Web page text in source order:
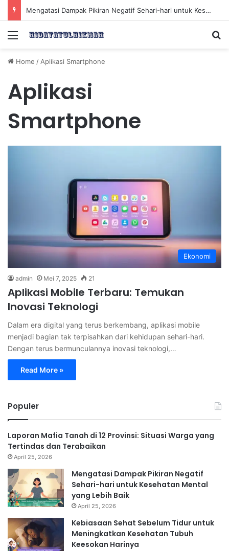
Mengatasi Dampak Pikiran Negatif Sehari-hari untuk Kesehatan Mental yang Lebih Baik
Menu
Home / Aplikasi Smartphone
Aplikasi
Smartphone
Ekonomi
admin Mei 7, 2025 21
Aplikasi Mobile Terbaru: Temukan
Inovasi Teknologi
Dalam era digital yang terus berkembang, aplikasi mobile
menjadi bagian tak terpisahkan dari kehidupan sehari-hari.
Dengan terus bermunculannya inovasi teknologi,…
Read More »
Populer
Laporan Mafia Tanah di 12 Provinsi: Situasi Warga yang
Tertindas dan Terabaikan
April 25, 2026
Mengatasi Dampak Pikiran Negatif
Sehari-hari untuk Kesehatan Mental
yang Lebih Baik
April 25, 2026
Kebiasaan Sehat Sebelum Tidur untuk
Meningkatkan Kesehatan Tubuh
Keesokan Harinya